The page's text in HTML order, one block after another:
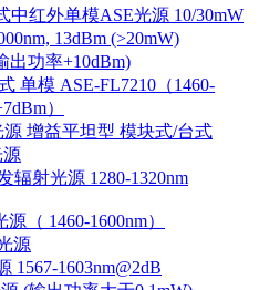
中红外单模ASE光源 10/30mW
13dBm (>20mW)
出功率+10dBm)
单模 ASE-FL7210（1460-
）
增益平坦型 模块式/台式
源
辐射光源 1280-1320nm
（ 1460-1600nm）
源
1567-1603nm@2dB